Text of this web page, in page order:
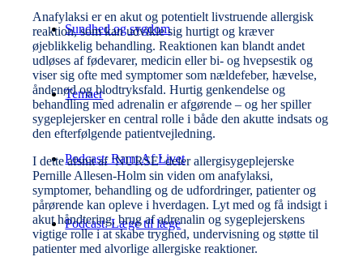
Sundhed og sygdom
Temaer
Podcast: Ramt Af Livet
Podcast: Læge til læge
Anafylaksi er en akut og potentielt livstruende allergisk
reaktion, som kan udvikle sig hurtigt og kræver
øjeblikkelig behandling. Reaktionen kan blandt andet
udløses af fødevarer, medicin eller bi- og hvepsestik og
viser sig ofte med symptomer som nældefeber, hævelse,
åndenød og blodtryksfald. Hurtig genkendelse og
behandling med adrenalin er afgørende – og her spiller
sygeplejersker en central rolle i både den akutte indsats og
den efterfølgende patientvejledning.
I dette afsnit af ‘NURSE’ deler allergisygeplejerske
Pernille Allesen-Holm sin viden om anafylaksi,
symptomer, behandling og de udfordringer, patienter og
pårørende kan opleve i hverdagen. Lyt med og få indsigt i
akut håndtering, brug af adrenalin og sygeplejerskens
vigtige rolle i at skabe tryghed, undervisning og støtte til
patienter med alvorlige allergiske reaktioner.